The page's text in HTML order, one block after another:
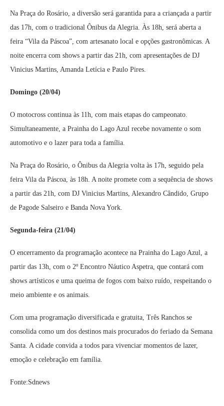
Na Praça do Rosário, a diversão será garantida para a criançada a partir
das 17h, com o tradicional Ônibus da Alegria. Às 18h, será aberta a
feira “Vila da Páscoa”, com artesanato local e opções gastronômicas. A
noite encerra com shows a partir das 21h, com apresentações de DJ
Vinicius Martins, Amanda Letícia e Paulo Pires.
Domingo (20/04)
O motocross continua às 11h, com mais etapas do campeonato.
Simultaneamente, a Prainha do Lago Azul recebe novamente o som
automotivo e o lazer para toda a família.
Na Praça do Rosário, o Ônibus da Alegria volta às 17h, seguido pela
feira Vila da Páscoa, às 18h. A noite promete com a sequência de shows
a partir das 21h, com DJ Vinicius Martins, Alexandro Cândido, Grupo
de Pagode Salseiro e Banda Nova York.
Segunda-feira (21/04)
O encerramento da programação acontece na Prainha do Lago Azul, a
partir das 13h, com o 2º Encontro Náutico Aspetra, que contará com
shows artísticos e uma queima de fogos com baixo ruído, respeitando o
meio ambiente e os animais.
Com uma programação diversificada e gratuita, Três Ranchos se
consolida como um dos destinos mais procurados do feriado da Semana
Santa. A cidade convida a todos para vivenciar momentos de lazer,
emoção e celebração em família.
Fonte:Sdnews